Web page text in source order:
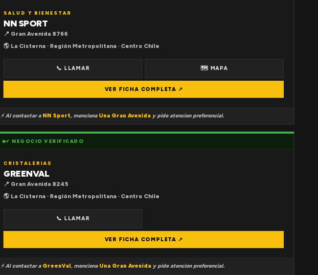
SALUD Y BIENESTAR
NN SPORT
📍 Gran Avenida 8766
🌎 La Cisterna · Región Metropolitana · Centro Chile
📞 LLAMAR 🗺 MAPA
VER FICHA COMPLETA ↗
⚡ Al contactar a NN Sport, menciona Una Gran Avenida y pide atencion preferencial.
✔ NEGOCIO VERIFICADO
CRISTALERIAS
GREENVAL
📍 Gran Avenida 8245
🌎 La Cisterna · Región Metropolitana · Centro Chile
📞 LLAMAR
VER FICHA COMPLETA ↗
⚡ Al contactar a GreenVal, menciona Una Gran Avenida y pide atencion preferencial.